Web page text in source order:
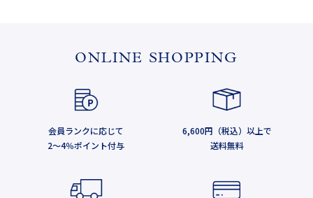
ONLINE SHOPPING
会員ランクに応じて
2～4％ポイント付与
6,600円（税込）以上で
送料無料